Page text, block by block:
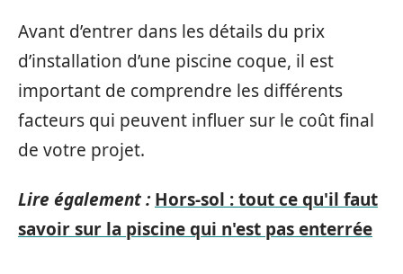
Avant d’entrer dans les détails du prix
d’installation d’une piscine coque, il est
important de comprendre les différents
facteurs qui peuvent influer sur le coût final
de votre projet.
Lire également : Hors-sol : tout ce qu'il faut
savoir sur la piscine qui n'est pas enterrée